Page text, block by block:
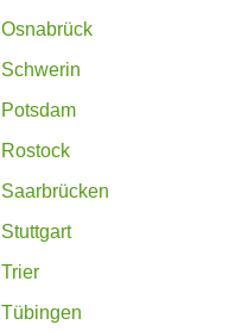
Osnabrück
Schwerin
Potsdam
Rostock
Saarbrücken
Stuttgart
Trier
Tübingen